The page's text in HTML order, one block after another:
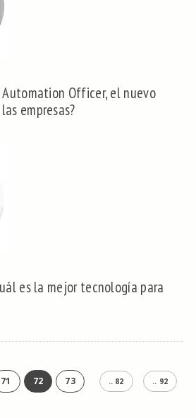
Automation Officer, el nuevo
empresas?
es la mejor tecnología para
71 72 73 .. 82 .. 92